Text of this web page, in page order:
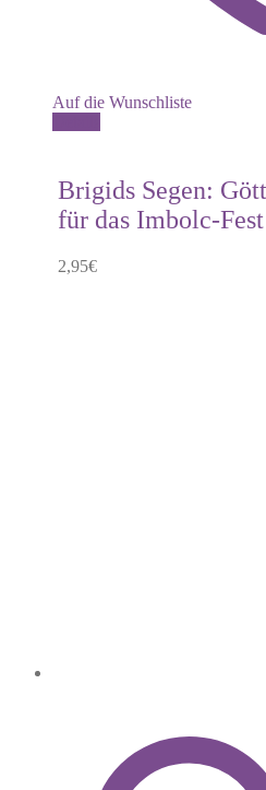
Auf die Wunschliste
Brigids Segen:
für das Imbolc-Fest
2,95€